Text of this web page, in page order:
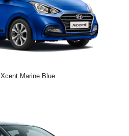
Marine Blue